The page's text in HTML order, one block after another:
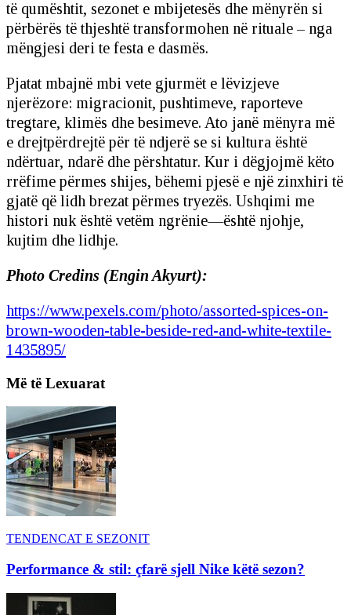
të qumështit, sezonet e mbijetesës dhe mënyrën si
përbërës të thjeshtë transformohen në rituale – nga
mëngjesi deri te festa e dasmës.
Pjatat mbajnë mbi vete gjurmët e lëvizjeve
njerëzore: migracionit, pushtimeve, raporteve
tregtare, klimës dhe besimeve. Ato janë mënyra më
e drejtpërdrejtë për të ndjerë se si kultura është
ndërtuar, ndarë dhe përshtatur. Kur i dëgjojmë këto
rrëfime përmes shijes, bëhemi pjesë e një zinxhiri të
gjatë që lidh brezat përmes tryezës. Ushqimi me
histori nuk është vetëm ngrënie—është njohje,
kujtim dhe lidhje.
Photo Credins (Engin Akyurt):
https://www.pexels.com/photo/assorted-spices-on-
brown-wooden-table-beside-red-and-white-textile-
1435895/
Më të Lexuarat
TENDENCAT E SEZONIT
Performance & stil: çfarë sjell Nike këtë sezon?